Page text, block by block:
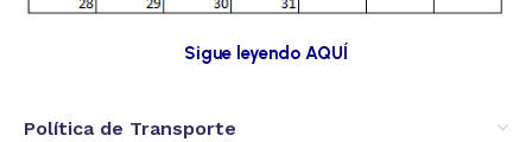
Sigue leyendo AQUÍ
Política de Transporte